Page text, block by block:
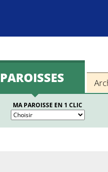
PAROISSES
MA PAROISSE EN 1 CLIC